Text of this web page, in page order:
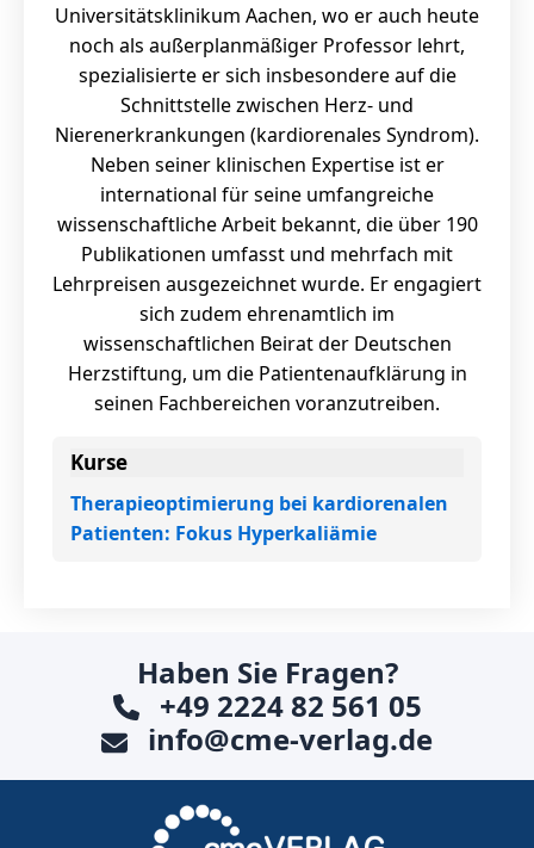
Universitätsklinikum Aachen, wo er auch heute
noch als außerplanmäßiger Professor lehrt,
spezialisierte er sich insbesondere auf die
Schnittstelle zwischen Herz- und
Nierenerkrankungen (kardiorenales Syndrom).
Neben seiner klinischen Expertise ist er
international für seine umfangreiche
wissenschaftliche Arbeit bekannt, die über 190
Publikationen umfasst und mehrfach mit
Lehrpreisen ausgezeichnet wurde. Er engagiert
sich zudem ehrenamtlich im
wissenschaftlichen Beirat der Deutschen
Herzstiftung, um die Patientenaufklärung in
seinen Fachbereichen voranzutreiben.
Kurse
Therapieoptimierung bei kardiorenalen
Patienten: Fokus Hyperkaliämie
Haben Sie Fragen?
+49 2224 82 561 05
info@cme-verlag.de